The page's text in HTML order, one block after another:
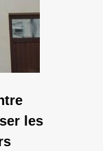
les